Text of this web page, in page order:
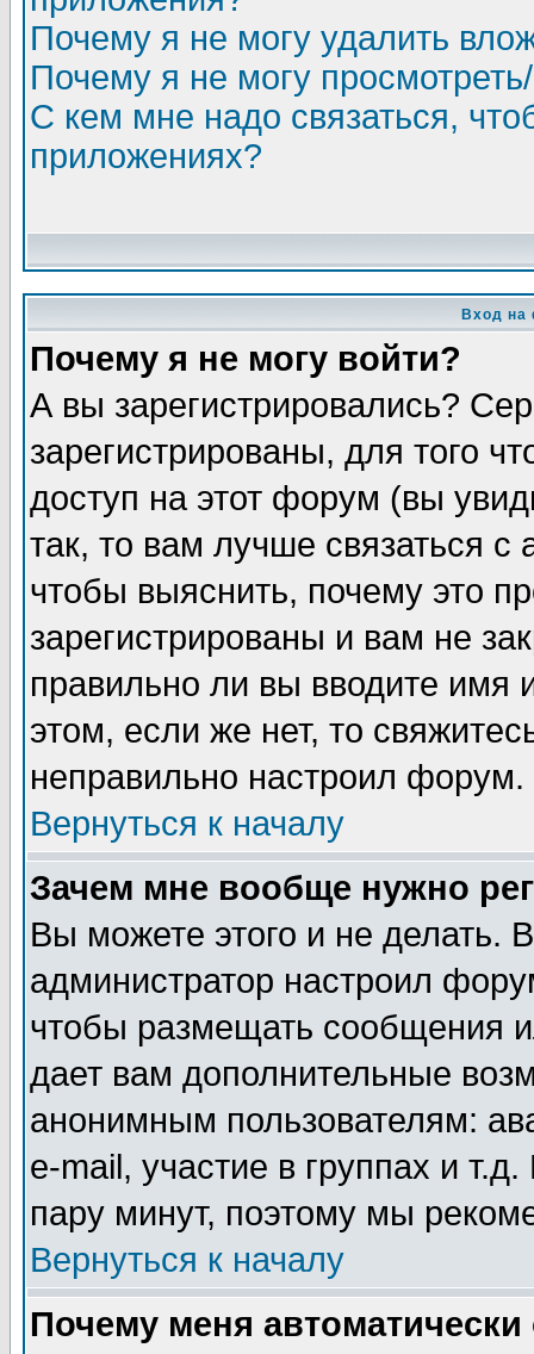
Почему я не могу удалить
Почему я не могу
С кем мне надо связаться,
приложениях?
Вход на
Почему я не могу войти?
А вы зарегистрировались?
зарегистрированы, для того
доступ на этот форум (вы
так, то вам лучше связаться
чтобы выяснить, почему это
зарегистрированы и вам не
правильно ли вы вводите
этом, если же нет, то
неправильно настроил форум.
Вернуться к началу
Зачем мне вообще нужно
Вы можете этого и не делать.
администратор настроил
чтобы размещать сообщения
дает вам дополнительные
анонимным пользователям:
e-mail, участие в группах и
пару минут, поэтому мы
Вернуться к началу
Почему меня автоматически